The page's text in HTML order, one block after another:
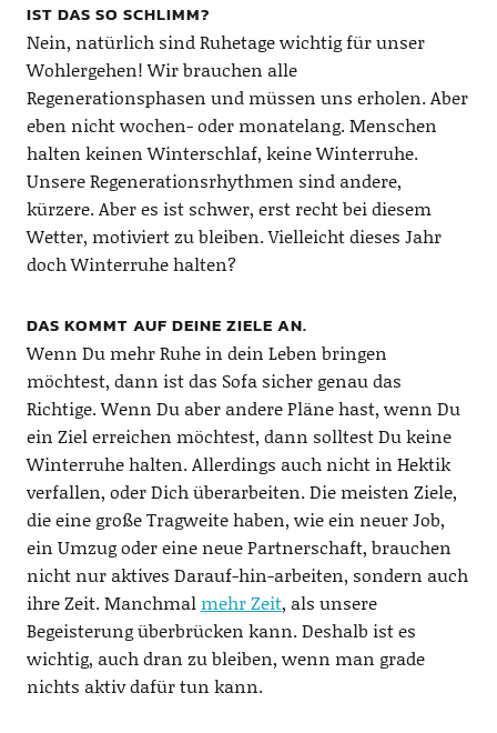
IST DAS SO SCHLIMM?
Nein, natürlich sind Ruhetage wichtig für unser
Wohlergehen! Wir brauchen alle
Regenerationsphasen und müssen uns erholen. Aber
eben nicht wochen- oder monatelang. Menschen
halten keinen Winterschlaf, keine Winterruhe.
Unsere Regenerationsrhythmen sind andere,
kürzere. Aber es ist schwer, erst recht bei diesem
Wetter, motiviert zu bleiben. Vielleicht dieses Jahr
doch Winterruhe halten?
DAS KOMMT AUF DEINE ZIELE AN.
Wenn Du mehr Ruhe in dein Leben bringen
möchtest, dann ist das Sofa sicher genau das
Richtige. Wenn Du aber andere Pläne hast, wenn Du
ein Ziel erreichen möchtest, dann solltest Du keine
Winterruhe halten. Allerdings auch nicht in Hektik
verfallen, oder Dich überarbeiten. Die meisten Ziele,
die eine große Tragweite haben, wie ein neuer Job,
ein Umzug oder eine neue Partnerschaft, brauchen
nicht nur aktives Darauf-hin-arbeiten, sondern auch
ihre Zeit. Manchmalmehr Zeit, als unsere
Begeisterung überbrücken kann. Deshalb ist es
wichtig, auch dran zu bleiben, wenn man grade
nichts aktiv dafür tun kann.